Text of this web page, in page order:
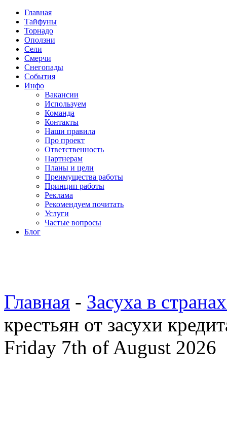
Главная
Тайфуны
Торнадо
Оползни
Сели
Смерчи
Снегопады
События
Инфо
Вакансии
Используем
Команда
Контакты
Наши правила
Про проект
Ответственность
Партнерам
Планы и цели
Преимущества работы
Принцип работы
Реклама
Рекомендуем почитать
Услуги
Частые вопросы
Блог
Главная - Засуха в
крестьян от засухи
Friday 7th of August 2026